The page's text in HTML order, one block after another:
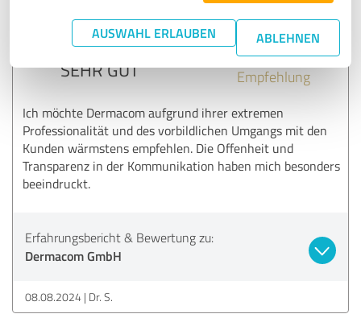
AUSWAHL ERLAUBEN ABLEHNEN
5,00 von 5
SEHR GUT Empfehlung
Ich möchte Dermacom aufgrund ihrer extremen
Professionalität und des vorbildlichen Umgangs mit den
Kunden wärmstens empfehlen. Die Offenheit und
Transparenz in der Kommunikation haben mich besonders
beeindruckt.
Erfahrungsbericht & Bewertung zu:
Dermacom GmbH
08.08.2024 Dr. S.